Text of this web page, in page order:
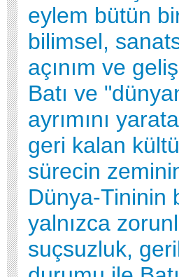
eylem bütün
bilimsel,
açınım ve
Batı ve
ayrımını
geri kalan
sürecin
Dünya-Tininin
yalnızca
suçsuzluk,